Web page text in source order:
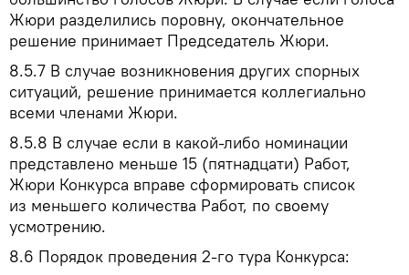
Жюри разделились поровну, окончательное
решение принимает Председатель Жюри.
8.5.7 В случае возникновения других спорных
ситуаций, решение принимается коллегиально
всеми членами Жюри.
8.5.8 В случае если в какой-либо номинации
представлено меньше 15 (пятнадцати) Работ,
Жюри Конкурса вправе сформировать список
из меньшего количества Работ, по своему
усмотрению.
8.6 Порядок проведения 2-го тура Конкурса: